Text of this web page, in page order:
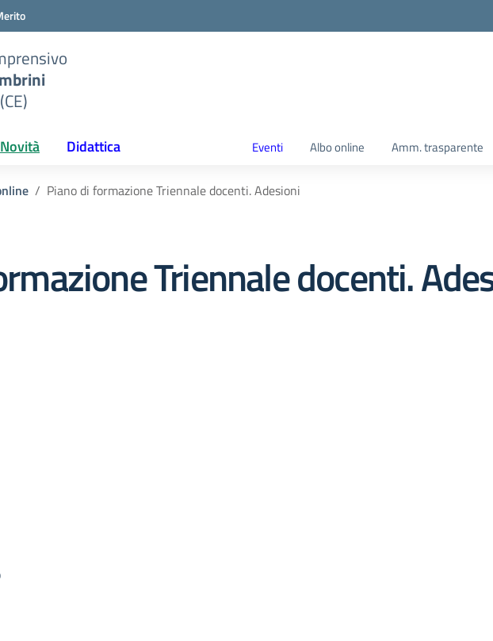
Novità Didattica Eventi Albo online Amm. trasparente
Piano di formazione Triennale docenti. Adesioni
Triennale docenti.